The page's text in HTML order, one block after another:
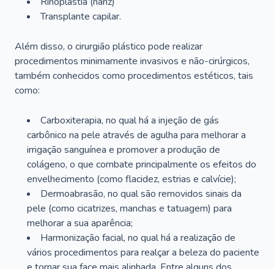
Transplante capilar.
Além disso, o cirurgião plástico pode realizar
procedimentos minimamente invasivos e não-cirúrgicos,
também conhecidos como procedimentos estéticos, tais
como:
Carboxiterapia, no qual há a injeção de gás
carbônico na pele através de agulha para melhorar a
irrigação sanguínea e promover a produção de
colágeno, o que combate principalmente os efeitos do
envelhecimento (como flacidez, estrias e calvície);
Dermoabrasão, no qual são removidos sinais da
pele (como cicatrizes, manchas e tatuagem) para
melhorar a sua aparência;
Harmonização facial, no qual há a realização de
vários procedimentos para realçar a beleza do paciente